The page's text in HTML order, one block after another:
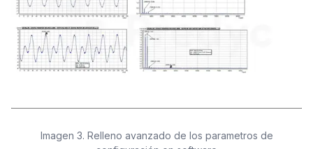
Imagen 3. Relleno avanzado de los parametros de